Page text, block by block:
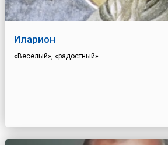
Иларион
«Веселый», «радостный»